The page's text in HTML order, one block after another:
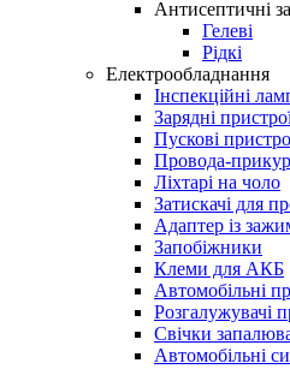
Антисептичні
Гелеві
Рідкі
Електрообладнання
Інспекційні
Зарядні
Пускові
Провода-
Ліхтарі на чоло
Затискачі для
Адаптер із
Запобіжники
Клеми для АКБ
Автомобільні
Розгалужувачі
Свічки
Автомобільні